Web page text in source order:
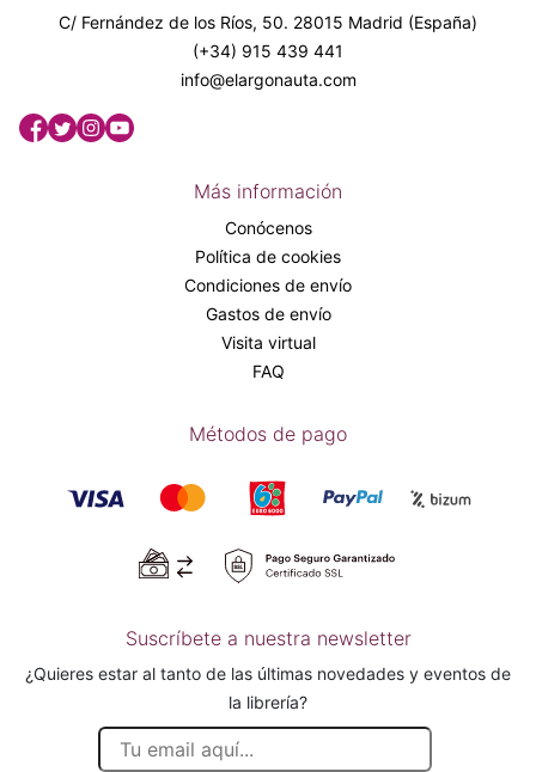
C/ Fernández de los Ríos, 50. 28015 Madrid (España)
(+34) 915 439 441
info@elargonauta.com
Más información
Conócenos
Política de cookies
Condiciones de envío
Gastos de envío
Visita virtual
FAQ
Métodos de pago
Suscríbete a nuestra newsletter
¿Quieres estar al tanto de las últimas novedades y eventos de
la librería?